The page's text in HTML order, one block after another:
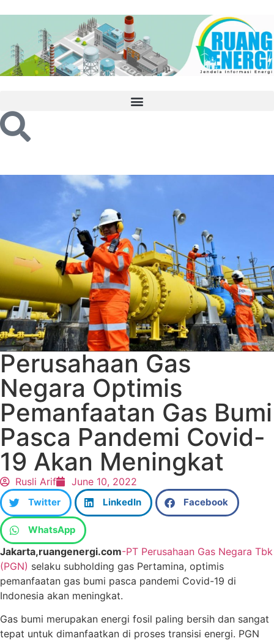
Perusahaan Gas
Negara Optimis
Pemanfaatan Gas Bumi
Pasca Pandemi Covid-
19 Akan Meningkat
Rusli Arif June 10, 2022
Twitter LinkedIn Facebook
WhatsApp
Jakarta,ruangenergi.com-PT Perusahaan Gas Negara Tbk
(PGN) selaku subholding gas Pertamina, optimis
pemanfaatan gas bumi pasca pandemi Covid-19 di
Indonesia akan meningkat.
Gas bumi merupakan energi fosil paling bersih dan sangat
tepat untuk dimanfaatkan di proses transisi energi. PGN